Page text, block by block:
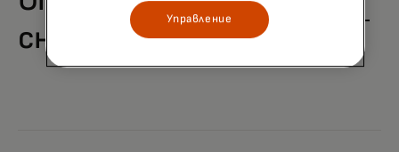
снабдяване
Управление